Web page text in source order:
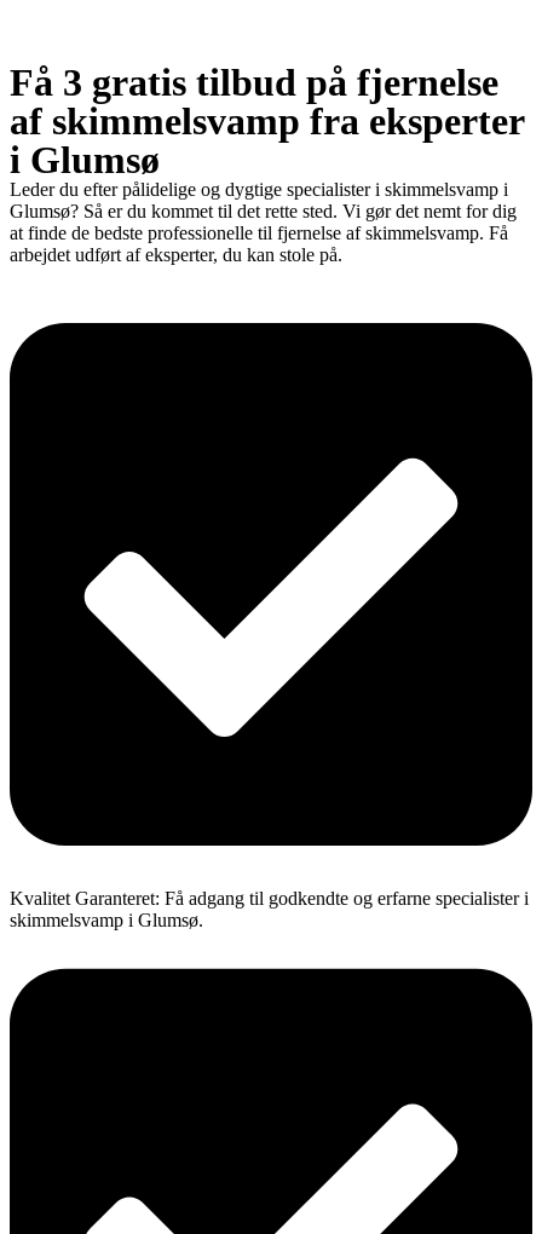
Få 3 gratis tilbud på fjernelse
af skimmelsvamp fra eksperter
i Glumsø
Leder du efter pålidelige og dygtige specialister i skimmelsvamp i
Glumsø? Så er du kommet til det rette sted. Vi gør det nemt for dig
at finde de bedste professionelle til fjernelse af skimmelsvamp. Få
arbejdet udført af eksperter, du kan stole på.
Kvalitet Garanteret: Få adgang til godkendte og erfarne specialister i
skimmelsvamp i Glumsø.